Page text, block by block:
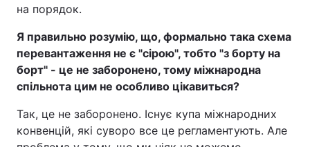
на порядок.
Я правильно розумію, що, формально така схема
перевантаження не є "сірою", тобто "з борту на
борт" - це не заборонено, тому міжнародна
спільнота цим не особливо цікавиться?
Так, це не заборонено. Існує купа міжнародних
конвенцій, які суворо все це регламентують. Але